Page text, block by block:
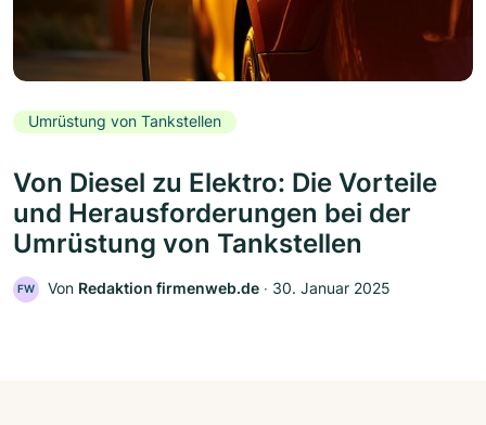
Umrüstung von Tankstellen
Von Diesel zu Elektro: Die Vorteile
und Herausforderungen bei der
Umrüstung von Tankstellen
FW Von Redaktion firmenweb.de ‧ 30. Januar 2025